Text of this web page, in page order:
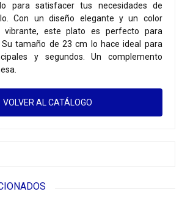
para satisfacer tus necesidades de
Con un diseño elegante y un color
vibrante, este plato es perfecto para
Su tamaño de 23 cm lo hace ideal para
y segundos. Un complemento
VOLVER AL CATÁLOGO